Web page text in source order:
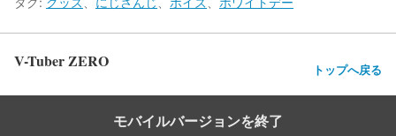
V-Tuber ZERO トップへ戻る
モバイルバージョンを終了